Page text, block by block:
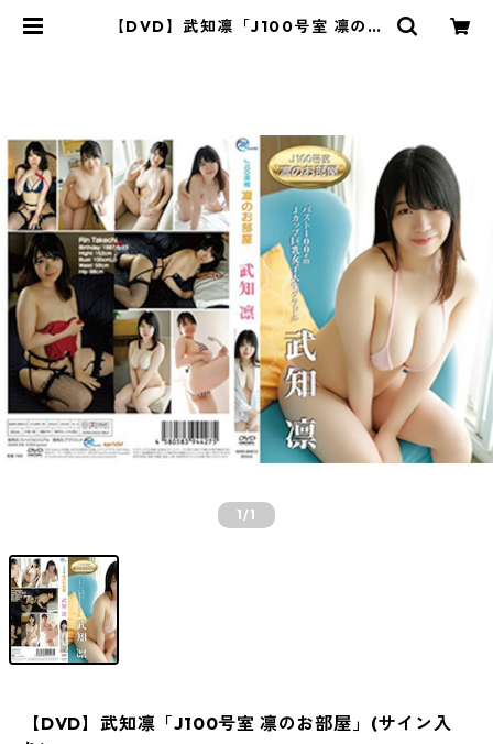
【DVD】武知凛「J100号室 凛のお
1/1
【DVD】武知凛「J100号室 凛のお部屋」(サイン入